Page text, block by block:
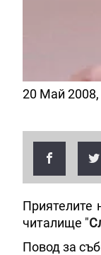
20 Май 2008,
Приятелите
читалище "
Повод за